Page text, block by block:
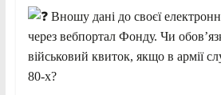
Вношу дані до своєї
через вебпортал Фонду. Чи
військовий квиток, якщо в армії
80-х?